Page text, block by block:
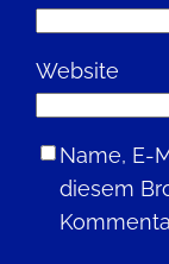
Website
Name, E-
diesem